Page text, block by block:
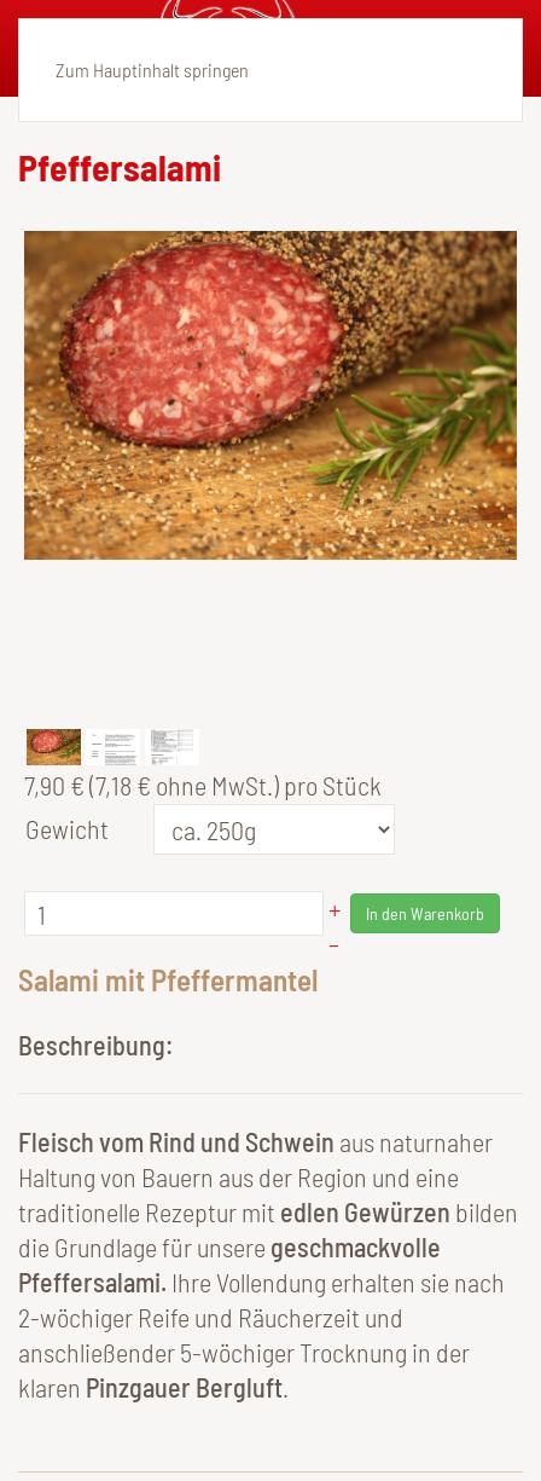
Zum Hauptinhalt springen
Pfeffersalami
7,90 € (7,18 € ohne MwSt.)pro Stück
Gewicht
+
–
In den Warenkorb
Salami mit Pfeffermantel
Beschreibung:
Fleisch vom Rind und Schwein aus naturnaher
Haltung von Bauern aus der Region und eine
traditionelle Rezeptur mit edlen Gewürzen bilden
die Grundlage für unsere geschmackvolle
Pfeffersalami. Ihre Vollendung erhalten sie nach
2-wöchiger Reife und Räucherzeit und
anschließender 5-wöchiger Trocknung in der
klaren Pinzgauer Bergluft.